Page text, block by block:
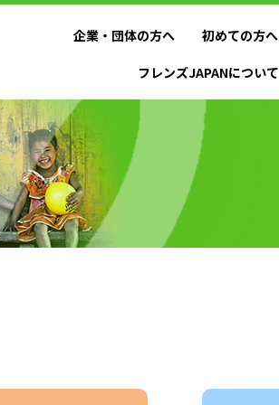
フレンズJAPANについて
企業・団体の方へ 初めての方へ